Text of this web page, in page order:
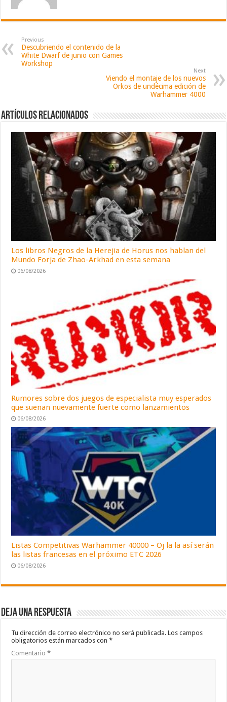
Previous
Descubriendo el contenido de la
White Dwarf de junio con Games
Workshop
Next
Viendo el montaje de los nuevos
Orkos de undécima edición de
Warhammer 4000
Artículos relacionados
Los libros Negros de la Herejia de Horus nos hablan del
Mundo Forja de Zhao-Arkhad en esta semana
06/08/2026
Rumores sobre dos juegos de especialista muy esperados
que suenan nuevamente fuerte como lanzamientos
06/08/2026
Listas Competitivas Warhammer 40000 – Oj la la así serán
las listas francesas en el próximo ETC 2026
06/08/2026
Deja una respuesta
Tu dirección de correo electrónico no será publicada. Los campos
obligatorios están marcados con*
Comentario*